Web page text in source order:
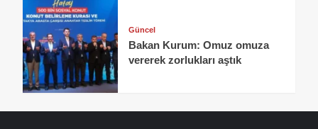
Güncel
Bakan Kurum: Omuz omuza
vererek zorlukları aştık